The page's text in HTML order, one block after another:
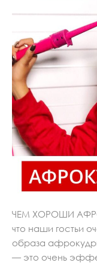
ЧЕМ ХОРОШИ
что наши гостьи
образа
— это очень